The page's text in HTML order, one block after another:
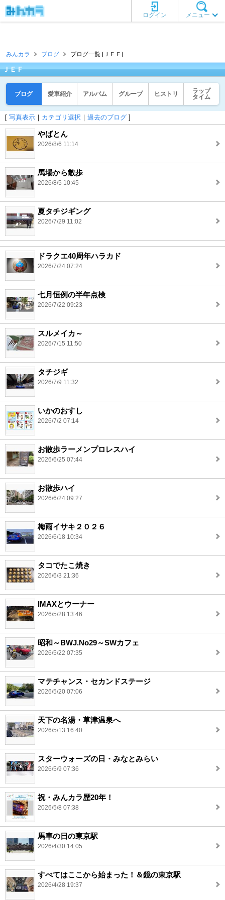
メニュー
ログイン
みんカラ ブログ ブログ一覧 [ＪＥＦ]
ＪＥＦ
ブログ 愛車紹介 アルバム グループ ヒストリ
ラップ
タイム
[ 写真表示 ｜ カテゴリ選択 ｜ 過去のブログ ]
やばとん
2026/8/6 11:14
馬場から散歩
2026/8/5 10:45
夏タチジギング
2026/7/29 11:02
ドラクエ40周年ハラカド
2026/7/24 07:24
七月恒例の半年点検
2026/7/22 09:23
スルメイカ～
2026/7/15 11:50
タチジギ
2026/7/9 11:32
いかのおすし
2026/7/2 07:14
お散歩ラーメンプロレスハイ
2026/6/25 07:44
お散歩ハイ
2026/6/24 09:27
梅雨イサキ２０２６
2026/6/18 10:34
タコでたこ焼き
2026/6/3 21:36
IMAXとウーナー
2026/5/28 13:46
昭和～BWJ.No29～SWカフェ
2026/5/22 07:35
マテチャンス・セカンドステージ
2026/5/20 07:06
天下の名湯・草津温泉へ
2026/5/13 16:40
スターウォーズの日・みなとみらい
2026/5/9 07:36
祝・みんカラ歴20年！
2026/5/8 07:38
馬車の日の東京駅
2026/4/30 14:05
すべてはここから始まった！＆鏡の東京駅
2026/4/28 19:37